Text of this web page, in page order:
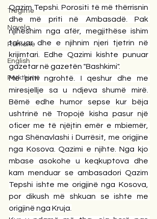
Tregime
Novela
Romane
English
Përkthime
Qazim Tepshi. Porositi të më thërrisnin
dhe më priti në Ambasadë. Pak
njiheshim nga afër, megjithëse ishim
takuar dhe e njihnim njeri tjetrin në
krijimtari. Edhe Qazimi kishte punuar
gazetar në gazetën "Bashkimi".
Më priti ngrohtë. I qeshur dhe me
miresjellje sa u ndjeva shumë mirë.
Bëmë edhe humor sepse kur bëja
ushtrinë në Tropojë kisha pasur një
oficer me të njëjtin emër e mbiemër,
nga Shënavlashi i Durrësit, me origjine
nga Kosova. Qazimi e njihte. Nga kjo
mbase asokohe u keqkuptova dhe
kam menduar se ambasadori Qazim
Tepshi ishte me origjinë nga Kosova,
por dikush më shkuan se ishte me
origjinë nga Kruja.